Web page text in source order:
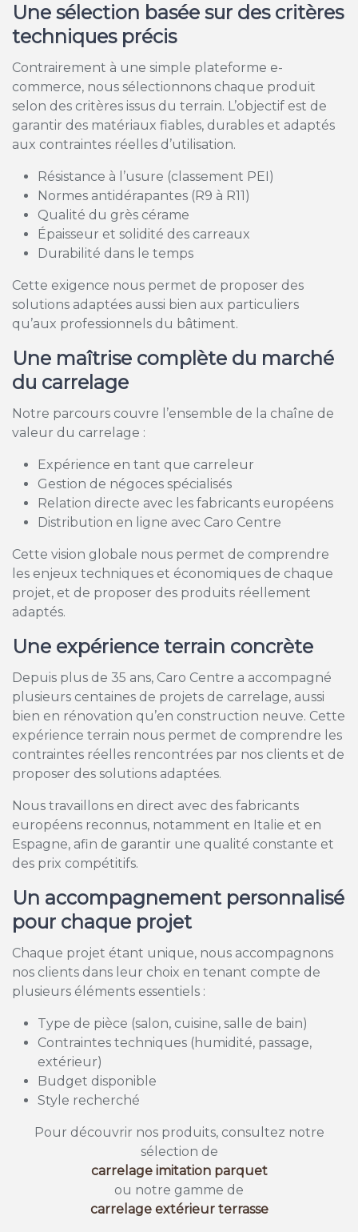
Une sélection basée sur des critères
techniques précis
Contrairement à une simple plateforme e-
commerce, nous sélectionnons chaque produit
selon des critères issus du terrain. L’objectif est de
garantir des matériaux fiables, durables et adaptés
aux contraintes réelles d’utilisation.
Résistance à l’usure (classement PEI)
Normes antidérapantes (R9 à R11)
Qualité du grès cérame
Épaisseur et solidité des carreaux
Durabilité dans le temps
Cette exigence nous permet de proposer des
solutions adaptées aussi bien aux particuliers
qu’aux professionnels du bâtiment.
Une maîtrise complète du marché
du carrelage
Notre parcours couvre l’ensemble de la chaîne de
valeur du carrelage :
Expérience en tant que carreleur
Gestion de négoces spécialisés
Relation directe avec les fabricants européens
Distribution en ligne avec Caro Centre
Cette vision globale nous permet de comprendre
les enjeux techniques et économiques de chaque
projet, et de proposer des produits réellement
adaptés.
Une expérience terrain concrète
Depuis plus de 35 ans, Caro Centre a accompagné
plusieurs centaines de projets de carrelage, aussi
bien en rénovation qu’en construction neuve. Cette
expérience terrain nous permet de comprendre les
contraintes réelles rencontrées par nos clients et de
proposer des solutions adaptées.
Nous travaillons en direct avec des fabricants
européens reconnus, notamment en Italie et en
Espagne, afin de garantir une qualité constante et
des prix compétitifs.
Un accompagnement personnalisé
pour chaque projet
Chaque projet étant unique, nous accompagnons
nos clients dans leur choix en tenant compte de
plusieurs éléments essentiels :
Type de pièce (salon, cuisine, salle de bain)
Contraintes techniques (humidité, passage,
extérieur)
Budget disponible
Style recherché
Pour découvrir nos produits, consultez notre
sélection de
carrelage imitation parquet
ou notre gamme de
carrelage extérieur terrasse